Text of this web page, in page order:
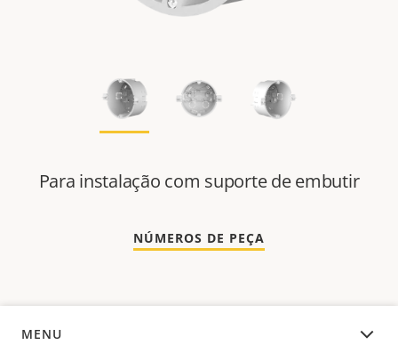
Para instalação com suporte de embutir
NÚMEROS DE PEÇA
MENU
VISÃO GERAL